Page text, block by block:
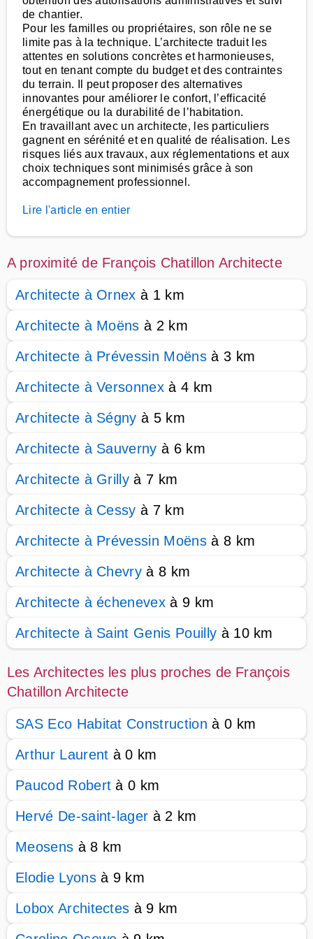
de chantier.
Pour les familles ou propriétaires, son rôle ne se
limite pas à la technique. L’architecte traduit les
attentes en solutions concrètes et harmonieuses,
tout en tenant compte du budget et des contraintes
du terrain. Il peut proposer des alternatives
innovantes pour améliorer le confort, l’efficacité
énergétique ou la durabilité de l’habitation.
En travaillant avec un architecte, les particuliers
gagnent en sérénité et en qualité de réalisation. Les
risques liés aux travaux, aux réglementations et aux
choix techniques sont minimisés grâce à son
accompagnement professionnel.
Lire l'article en entier
A proximité de François Chatillon Architecte
Architecte à Ornex à 1 km
Architecte à Moëns à 2 km
Architecte à Prévessin Moënsà 3 km
Architecte à Versonnex à 4 km
Architecte à Ségny à 5 km
Architecte à Sauverny à 6 km
Architecte à Grilly à 7 km
Architecte à Cessy à 7 km
Architecte à Prévessin Moënsà 8 km
Architecte à Chevry à 8 km
Architecte à échenevex à 9 km
Architecte à Saint Genis Pouilly à 10 km
Les Architectes les plus proches de François
Chatillon Architecte
SAS Eco Habitat Construction à 0 km
Arthur Laurent à 0 km
Paucod Robert à 0 km
Hervé De-saint-lager à 2 km
Meosens à 8 km
Elodie Lyonsà 9 km
Lobox Architectes à 9 km